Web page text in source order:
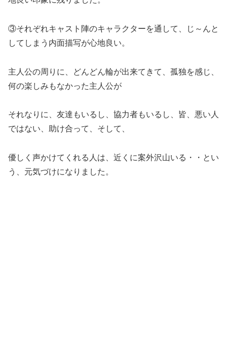
③それぞれキャスト陣のキャラクターを通して、じ～んと
してしまう内面描写が心地良い。
主人公の周りに、どんどん輪が出来てきて、孤独を感じ、
何の楽しみもなかった主人公が
それなりに、友達もいるし、協力者もいるし、皆、悪い人
ではない、助け合って、そして、
優しく声かけてくれる人は、近くに案外沢山いる・・とい
う、元気づけになりました。